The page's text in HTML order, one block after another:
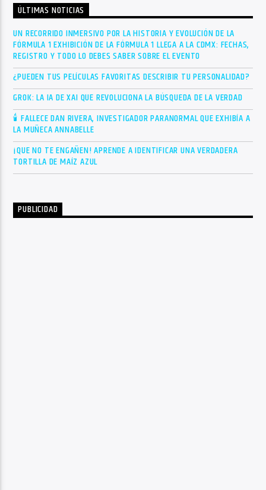
ÚLTIMAS NOTICIAS
UN RECORRIDO INMERSIVO POR LA HISTORIA Y EVOLUCIÓN DE LA
FÓRMULA 1 EXHIBICIÓN DE LA FÓRMULA 1 LLEGA A LA CDMX: FECHAS,
REGISTRO Y TODO LO DEBES SABER SOBRE EL EVENTO
¿PUEDEN TUS PELÍCULAS FAVORITAS DESCRIBIR TU PERSONALIDAD?
GROK: LA IA DE XAI QUE REVOLUCIONA LA BÚSQUEDA DE LA VERDAD
🕯 FALLECE DAN RIVERA, INVESTIGADOR PARANORMAL QUE EXHIBÍA A
LA MUÑECA ANNABELLE
¡QUE NO TE ENGAÑEN! APRENDE A IDENTIFICAR UNA VERDADERA
TORTILLA DE MAÍZ AZUL
PUBLICIDAD